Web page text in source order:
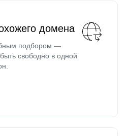
домена
подбором —
свободно в одной